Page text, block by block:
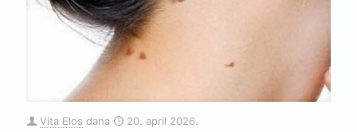
Vita Elos dana 20. april 2026.